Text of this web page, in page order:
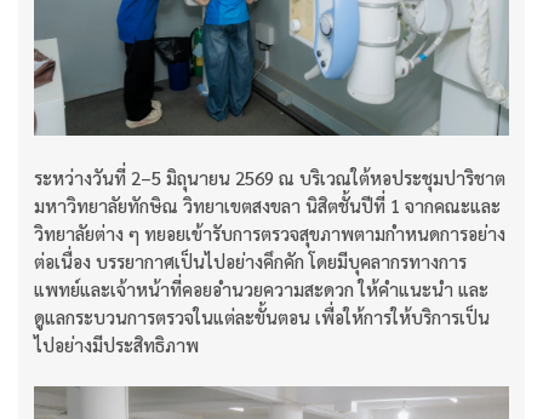
ระหว่างวันที่ 2–5 มิถุนายน 2569 ณ บริเวณใต้หอประชุมปาริชาต
มหาวิทยาลัยทักษิณ วิทยาเขตสงขลา นิสิตชั้นปีที่ 1 จากคณะและ
วิทยาลัยต่าง ๆ ทยอยเข้ารับการตรวจสุขภาพตามกำหนดการอย่าง
ต่อเนื่อง บรรยากาศเป็นไปอย่างคึกคัก โดยมีบุคลากรทางการ
แพทย์และเจ้าหน้าที่คอยอำนวยความสะดวก ให้คำแนะนำ และ
ดูแลกระบวนการตรวจในแต่ละขั้นตอน เพื่อให้การให้บริการเป็น
ไปอย่างมีประสิทธิภาพ